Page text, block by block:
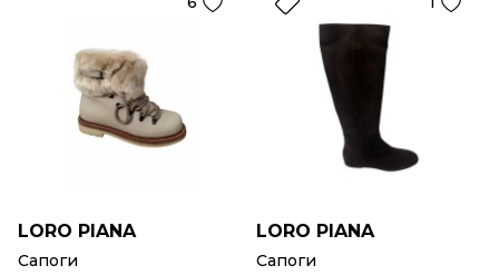
LORO PIANA
Сапоги
LORO PIANA
Сапоги